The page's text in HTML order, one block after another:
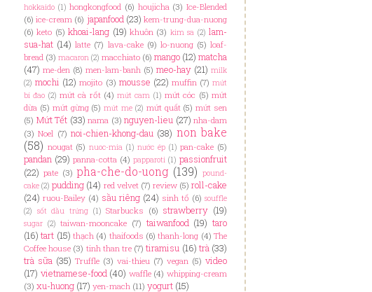
hokkaido (1) hongkongfood (6) houjicha (3) Ice-Blended
(6) ice-cream (6) japanfood (23) kem-trung-dua-nuong
(6) keto (5) khoai-lang (19) khuôn (3) kim sa (2) lam-
sua-hat (14) latte (7) lava-cake (9) lo-nuong (5) loaf-
bread (3) macaron (2) macchiato (6) mango (12) matcha
(47) me-den (8) men-lam-banh (5) meo-hay (21) milk
(2) mochi (12) mojito (3) mousse (22) muffin (7) mứt
bí đao (2) mứt cà rốt (4) mứt cam (1) mứt cóc (5) mứt
dừa (5) mứt gừng (5) mứt me (2) mứt quất (5) mứt sen
(5) Mứt Tết (33) nama (3) nguyen-lieu (27) nha-dam
(3) Noel (7) noi-chien-khong-dau (38) non bake
(58) nougat (5) nuoc-mia (1) nước ép (1) pan-cake (5)
pandan (29) panna-cotta (4) papparoti (1) passionfruit
(22) pate (3) pha-che-do-uong (139) pound-
cake (2) pudding (14) red velvet (7) review (5) roll-cake
(24) ruou-Bailey (4) sầu riêng (24) sinh tố (6) souffle
(2) sốt dầu trứng (1) Starbucks (6) strawberry (19)
sugar (2) taiwan-mooncake (7) taiwanfood (19) taro
(16) tart (15) thạch (4) thaifoods (6) thanh-long (4) The
Coffee house (3) tinh than tre (7) tiramisu (16) trà (33)
trà sữa (35) Truffle (3) vai-thieu (7) vegan (5) video
(17) vietnamese-food (40) waffle (4) whipping-cream
(3) xu-huong (17) yen-mach (11) yogurt (15)